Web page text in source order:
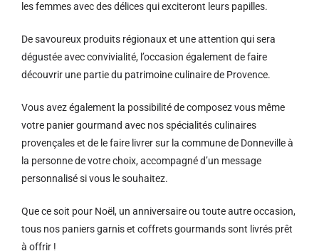
les femmes avec des délices qui exciteront leurs papilles.
De savoureux produits régionaux et une attention qui sera
dégustée avec convivialité, l’occasion également de faire
découvrir une partie du patrimoine culinaire de Provence.
Vous avez également la possibilité de composez vous même
votre panier gourmand avec nos spécialités culinaires
provençales et de le faire livrer sur la commune de Donneville à
la personne de votre choix, accompagné d’un message
personnalisé si vous le souhaitez.
Que ce soit pour Noël, un anniversaire ou toute autre occasion,
tous nos paniers garnis et coffrets gourmands sont livrés prêt
à offrir !